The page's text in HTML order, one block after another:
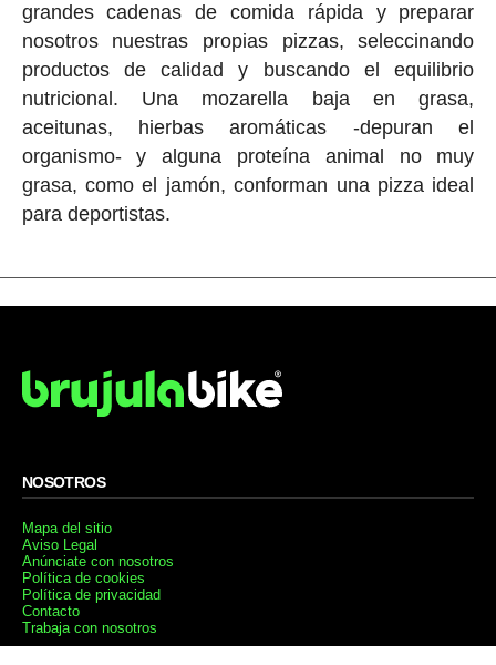
grandes cadenas de comida rápida y preparar
nosotros nuestras propias pizzas, seleccinando
productos de calidad y buscando el equilibrio
nutricional. Una mozarella baja en grasa,
aceitunas, hierbas aromáticas -depuran el
organismo- y alguna proteína animal no muy
grasa, como el jamón, conforman una pizza ideal
para deportistas.
NOSOTROS
Mapa del sitio
Aviso Legal
Anúnciate con nosotros
Política de cookies
Política de privacidad
Contacto
Trabaja con nosotros